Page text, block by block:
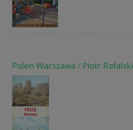
Polen Warszawa / Piotr Rafalski